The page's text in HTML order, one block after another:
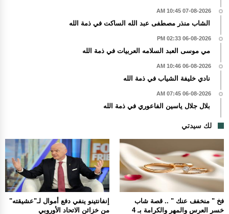
07-08-2026 10:45 AM
الشاب منذر مصطفى عبد الله الساكت في ذمة الله
06-08-2026 02:33 PM
مي موسى العبد السلامه العربيات في ذمة الله
06-08-2026 10:46 AM
نادي خليفة الشياب في ذمة الله
06-08-2026 07:45 AM
بلال جلال ياسين الفاعوري في ذمة الله
لك سيدتي
إنفانتينو ينفي دفع أموال لـ"عشيقته"
من خزائن الاتحاد الأوروبي
فخ " منخفف عنك " .. قصة شاب
خسر العرس والمهر والكرامة بـ 4